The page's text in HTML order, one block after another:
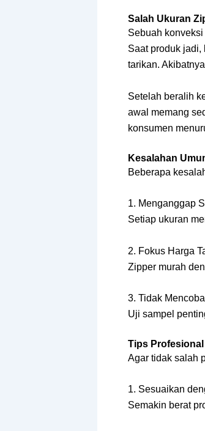
Salah Ukuran
Sebuah
Saat produk jadi,
tarikan.
Setelah beralih
awal memang
konsumen
Kesalahan
Beberapa
1. Menganggap
Setiap ukuran
2. Fokus Harga
Zipper murah
3. Tidak
Uji sampel
Tips
Agar tidak salah
1. Sesuaikan
Semakin berat